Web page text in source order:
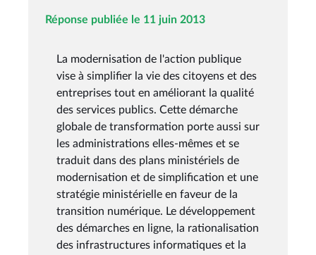
Réponse publiée le 11 juin 2013
La modernisation de l'action publique
vise à simplifier la vie des citoyens et des
entreprises tout en améliorant la qualité
des services publics. Cette démarche
globale de transformation porte aussi sur
les administrations elles-mêmes et se
traduit dans des plans ministériels de
modernisation et de simplification et une
stratégie ministérielle en faveur de la
transition numérique. Le développement
des démarches en ligne, la rationalisation
des infrastructures informatiques et la